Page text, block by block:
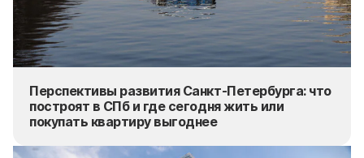
Перспективы развития Санкт-Петербурга: что
построят в СПб и где сегодня жить или
покупать квартиру выгоднее